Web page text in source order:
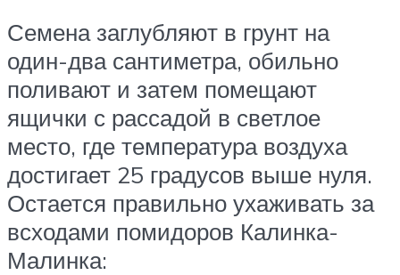
Семена заглубляют в грунт на
один-два сантиметра, обильно
поливают и затем помещают
ящички с рассадой в светлое
место, где температура воздуха
достигает 25 градусов выше нуля.
Остается правильно ухаживать за
всходами помидоров Калинка-
Малинка: